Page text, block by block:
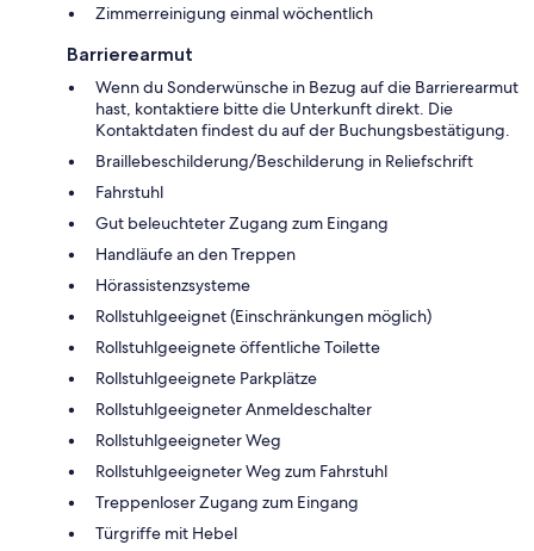
Zimmerreinigung einmal wöchentlich
Barrierearmut
Wenn du Sonderwünsche in Bezug auf die Barrierearmut
hast, kontaktiere bitte die Unterkunft direkt. Die
Kontaktdaten findest du auf der Buchungsbestätigung.
Braillebeschilderung/Beschilderung in Reliefschrift
Fahrstuhl
Gut beleuchteter Zugang zum Eingang
Handläufe an den Treppen
Hörassistenzsysteme
Rollstuhlgeeignet (Einschränkungen möglich)
Rollstuhlgeeignete öffentliche Toilette
Rollstuhlgeeignete Parkplätze
Rollstuhlgeeigneter Anmeldeschalter
Rollstuhlgeeigneter Weg
Rollstuhlgeeigneter Weg zum Fahrstuhl
Treppenloser Zugang zum Eingang
Türgriffe mit Hebel